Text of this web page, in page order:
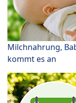
Milchnahrung,
kommt es an